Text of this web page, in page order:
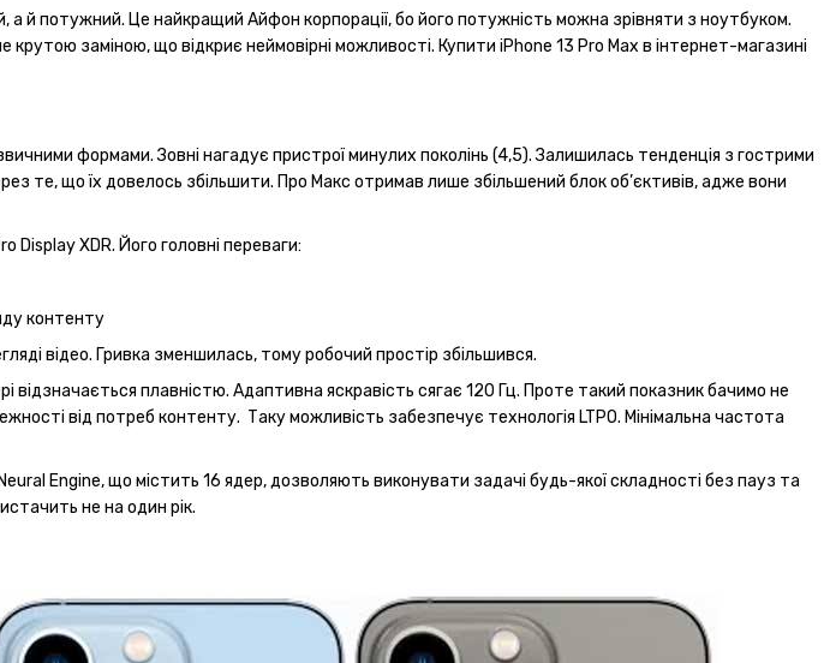
а й потужний. Це найкращий Айфон корпорації, бо його потужність можна зрівняти з ноутбуком.
заміною, що відкриє неймовірні можливості. Купити iPhone 13 Pro Max в інтернет-магазині
формами. Зовні нагадує пристрої минулих поколінь (4,5). Залишилась тенденція з гострими
те, що їх довелось збільшити. Про Макс отримав лише збільшений блок об’єктивів, адже вони
Display XDR. Його головні переваги:
контенту
відео. Гривка зменшилась, тому робочий простір збільшився.
плавністю. Адаптивна яскравість сягає 120 Гц. Проте такий показник бачимо не
від потреб контенту. Таку можливість забезпечує технологія LTPO. Мінімальна частота
Engine, що містить 16 ядер, дозволяють виконувати задачі будь-якої складності без пауз та
не на один рік.